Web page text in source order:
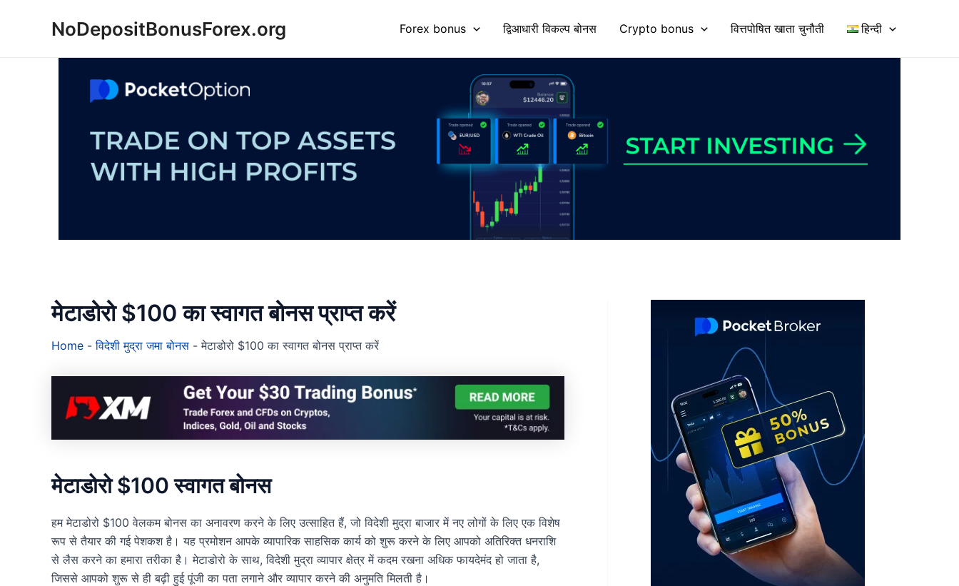
NoDepositBonusForex.org Forex bonus द्विआधारी विकल्प बोनस Crypto bonus वित्तपोषित खाता चुनौती हिन्दी
मेटाडोरो $100 का स्वागत बोनस प्राप्त करें
Home -विदेशी मुद्रा जमा बोनस -मेटाडोरो $100 का स्वागत बोनस प्राप्त करें
मेटाडोरो $100 स्वागत बोनस
हम मेटाडोरो $100 वेलकम बोनस का अनावरण करने के लिए उत्साहित हैं, जो विदेशी मुद्रा बाजार में नए लोगों के लिए एक विशेष
रूप से तैयार की गई पेशकश है। यह प्रमोशन आपके व्यापारिक साहसिक कार्य को शुरू करने के लिए आपको अतिरिक्त धनराशि
से लैस करने का हमारा तरीका है। मेटाडोरो के साथ, विदेशी मुद्रा व्यापार क्षेत्र में कदम रखना अधिक फायदेमंद हो जाता है,
जिससे आपको शुरू से ही बढ़ी हुई पूंजी का पता लगाने और व्यापार करने की अनुमति मिलती है।